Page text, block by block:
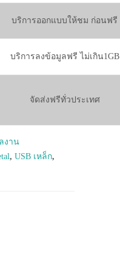
บริการออกแบบให้ชม ก่อนฟรี
บริการลงข้อมูลฟรี ไม่เกิน1GB
จัดส่งฟรีทั่วประเทศ
งาน
, USB เหล็ก,